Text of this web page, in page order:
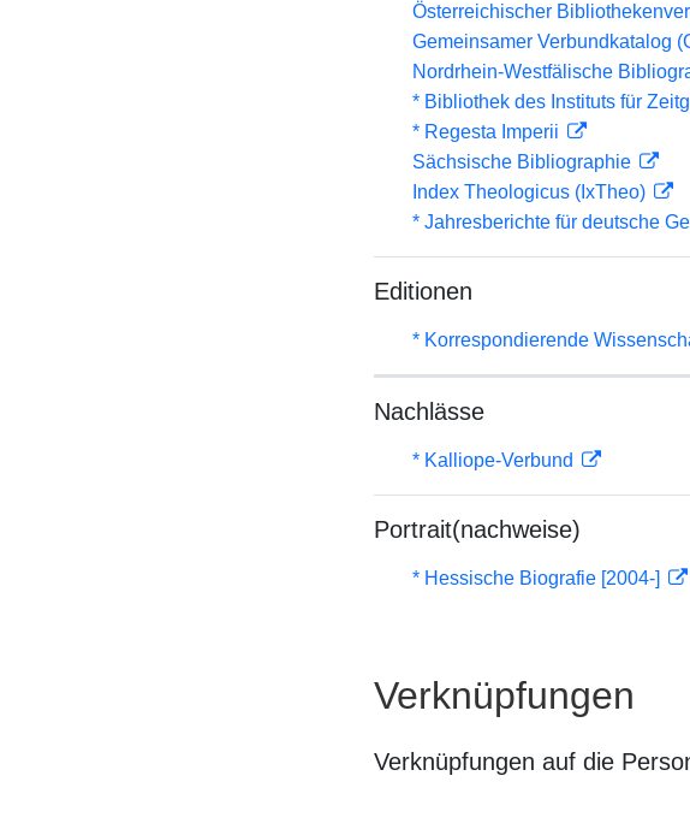
Österreichischer
Gemeinsamer Verbundkatalog
Nordrhein-Westfälische
* Bibliothek des Instituts für
* Regesta Imperii
Sächsische Bibliographie
Index Theologicus (IxTheo)
* Jahresberichte für deutsche
Editionen
* Korrespondierende
Nachlässe
* Kalliope-Verbund
Portrait(nachweise)
* Hessische Biografie [2004-]
Verknüpfungen
Verknüpfungen auf die